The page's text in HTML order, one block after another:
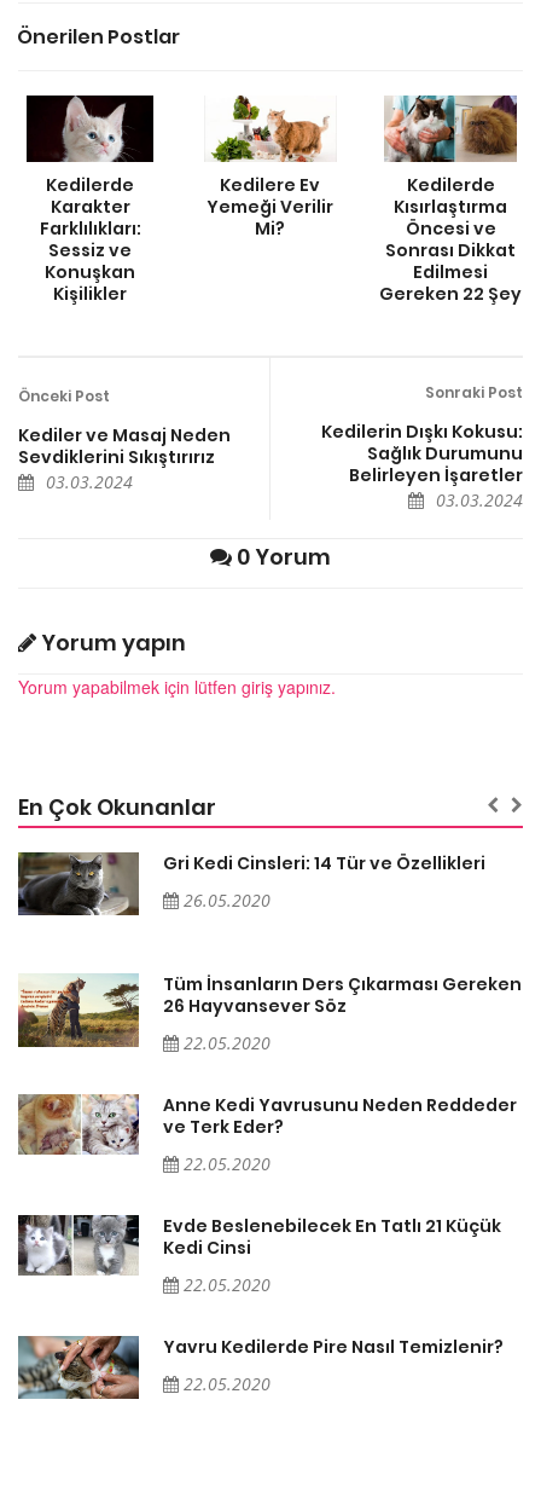
Önerilen Postlar
Kedilerde
Karakter
Farklılıkları:
Sessiz ve
Konuşkan
Kişilikler
Kedilere Ev
Yemeği Verilir
Mi?
Kedilerde
Kısırlaştırma
Öncesi ve
Sonrası Dikkat
Edilmesi
Gereken 22 Şey
Önceki Post
Kediler ve Masaj Neden
Sevdiklerini Sıkıştırırız
03.03.2024
Sonraki Post
Kedilerin Dışkı Kokusu:
Sağlık Durumunu
Belirleyen İşaretler
03.03.2024
0 Yorum
Yorum yapın
Yorum yapabilmek için lütfen giriş yapınız.
En Çok Okunanlar
Gri Kedi Cinsleri: 14 Tür ve Özellikleri
26.05.2020
Tüm İnsanların Ders Çıkarması Gereken
26 Hayvansever Söz
22.05.2020
Anne Kedi Yavrusunu Neden Reddeder
ve Terk Eder?
22.05.2020
Evde Beslenebilecek En Tatlı 21 Küçük
Kedi Cinsi
22.05.2020
Yavru Kedilerde Pire Nasıl Temizlenir?
22.05.2020